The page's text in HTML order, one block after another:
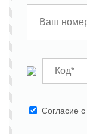
Cогласие с